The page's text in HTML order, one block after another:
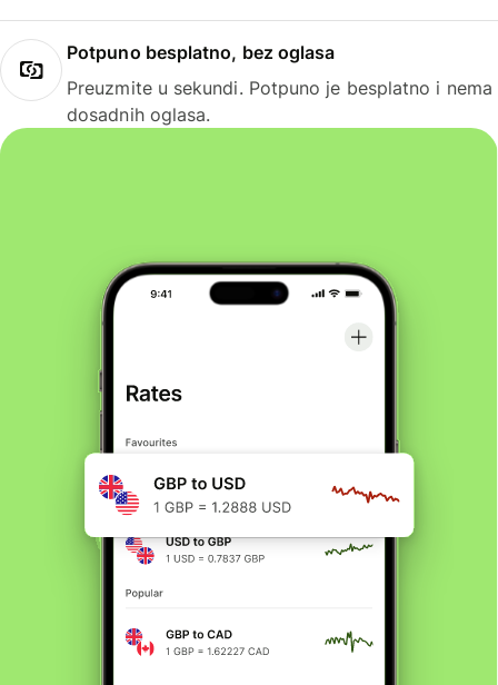
Potpuno besplatno, bez oglasa
Preuzmite u sekundi. Potpuno je besplatno i nema
dosadnih oglasa.